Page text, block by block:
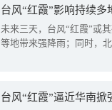
台风“红霞”影响持续
未来三天，台风“红霞”或
等地带来强降雨；同时，
台风“红霞”逼近华南